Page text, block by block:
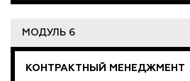
МОДУЛЬ 6
КОНТРАКТНЫЙ МЕНЕДЖМЕНТ